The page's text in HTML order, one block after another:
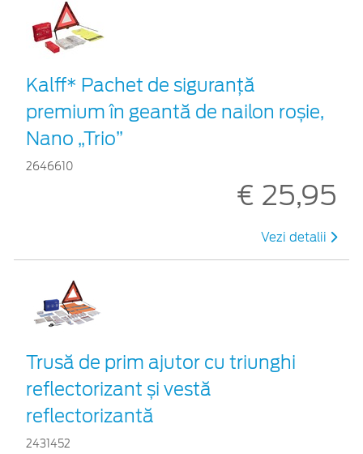
Kalff* Pachet de siguranţă
premium în geantă de nailon roșie,
Nano „Trio”
2646610
€ 25,95
Vezi detalii
Trusă de prim ajutor cu triunghi
reflectorizant și vestă
reflectorizantă
2431452